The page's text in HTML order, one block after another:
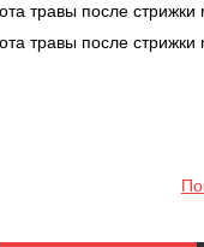
травы после
травы после